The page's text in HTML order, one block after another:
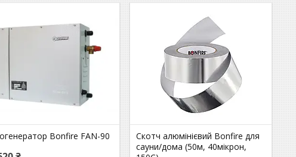
Bonfire FAN-90
Скотч алюмінієвий Bonfire для
сауни/дома (50м, 40мікрон,